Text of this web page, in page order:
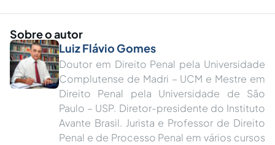
Sobre o autor
Luiz Flávio Gomes
Doutor em Direito Penal pela Universidade
Complutense de Madri – UCM e Mestre em
Direito Penal pela Universidade de São
Paulo – USP. Diretor-presidente do Instituto
Avante Brasil. Jurista e Professor de Direito
Penal e de Processo Penal em vários cursos